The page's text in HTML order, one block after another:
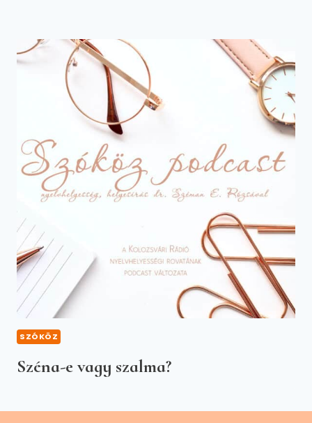
SZÓKÖZ
Széna-e vagy szalma?